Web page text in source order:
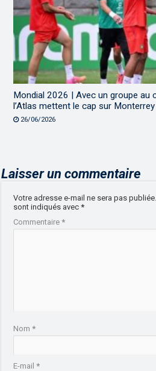
Mondial 2026 | Avec un groupe au
l’Atlas mettent le cap sur Monterrey
26/06/2026
Laisser un commentaire
Votre adresse e-mail ne sera pas publiée.
sont indiqués avec*
Commentaire*
Nom*
E-mail*